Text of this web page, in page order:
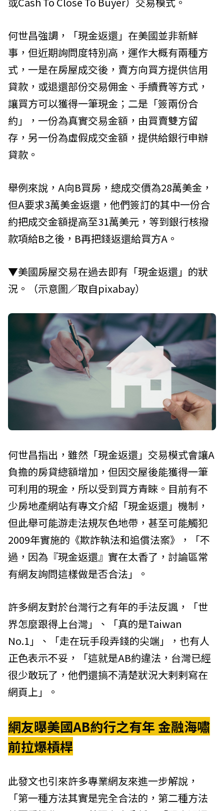
何世昌強調，「現金返還」在美國並非新鮮
事，但近期詢問度特別高，運作大概有兩種方
式，一是在房屋成交後，賣方向買方提供信用
貸款，或退還部份交易佣金、手續費等方式，
讓買方可以獲得一筆現金；二是「簽兩份合
約」，一份為真實交易金額，由買賣雙方留
存，另一份為虛假成交金額，提供給銀行申辦
貸款。
舉例來說，A向B買房，總成交價為28萬美金，
但A要求3萬美金返還，他們簽訂的其中一份合
約把成交金額提高至31萬美元，等到銀行核撥
款項給B之後，B再把錢返還給買方A。
▼美國房屋交易在過去即有「現金返還」的狀
況。（示意圖／取自pixabay）
何世昌指出，雖然「現金返還」交易模式會讓A
負擔的房貸總額增加，但因交屋後能獲得一筆
可利用的現金，所以受到買方青睞。目前有不
少房地產網站有專文介紹「現金返還」機制，
但此舉可能游走法規灰色地帶，甚至可能觸犯
2009年實施的《欺詐執法和追償法案》，「不
過，因為『現金返還』實在太香了，討論區常
有網友詢問這樣做是否合法」。
許多網友對於台灣行之有年的手法反諷，「世
界怎麼跟得上台灣」、「真的是Taiwan
No.1」、「走在玩手段弄錢的尖端」，也有人
正色表示不妥，「這就是AB約違法，台灣已經
很少敢玩了，他們還搞不清楚狀況大剌剌寫在
網頁上」。
網友曝美國AB約行之有年 金融海嘯
前拉爆槓桿
此發文也引來許多專業網友來進一步解說，
「第一種方法其實是完全合法的，第二種方法